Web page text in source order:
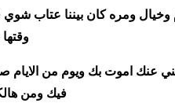
ومره كان بيننا عتاب شوي
عنك اموت بك ويوم من الايام
فيك ومن